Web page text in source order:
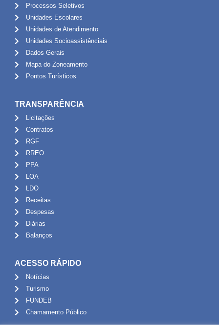
Processos Seletivos
Unidades Escolares
Unidades de Atendimento
Unidades Socioassistênciais
Dados Gerais
Mapa do Zoneamento
Pontos Turísticos
TRANSPARÊNCIA
Licitações
Contratos
RGF
RREO
PPA
LOA
LDO
Receitas
Despesas
Diárias
Balanços
ACESSO RÁPIDO
Notícias
Turismo
FUNDEB
Chamamento Público